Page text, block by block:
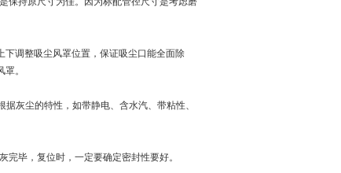
调整吸尘风罩位置，保证吸尘口能全面除
。
灰尘的特性，如带静电、含水汽、带粘性、
毕，复位时，一定要确定密封性要好。